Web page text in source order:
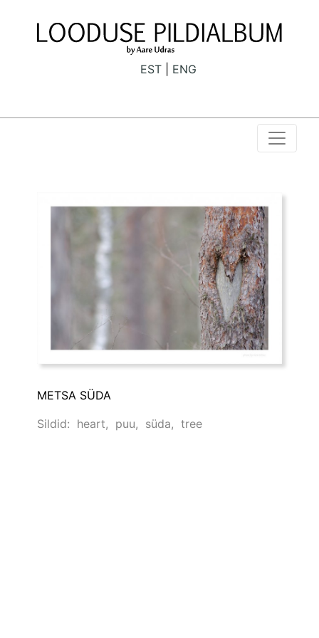
EST ENG
METSA SÜDA
Sildid: heart, puu, süda, tree